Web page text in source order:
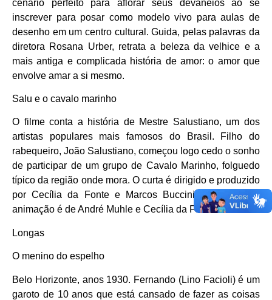
cenário perfeito para aflorar seus devaneios ao se
inscrever para posar como modelo vivo para aulas de
desenho em um centro cultural. Guida, pelas palavras da
diretora Rosana Urber, retrata a beleza da velhice e a
mais antiga e complicada história de amor: o amor que
envolve amar a si mesmo.
Salu e o cavalo marinho
O filme conta a história de Mestre Salustiano, um dos
artistas populares mais famosos do Brasil. Filho do
rabequeiro, João Salustiano, começou logo cedo o sonho
de participar de um grupo de Cavalo Marinho, folguedo
típico da região onde mora. O curta é dirigido e produzido
por Cecília da Fonte e Marcos Buccini. O roteiro da
animação é de André Muhle e Cecília da Fonte.
Longas
O menino do espelho
Belo Horizonte, anos 1930. Fernando (Lino Facioli) é um
garoto de 10 anos que está cansado de fazer as coisas